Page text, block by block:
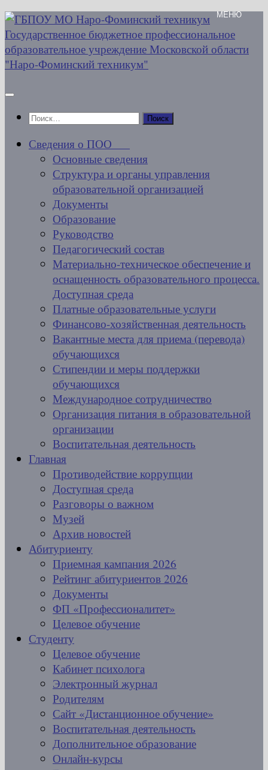
Перейти
к
содержимому
Найти:
Сведения о ПОО
Основные сведения
Структура и органы управления
образовательной организацией
Документы
Образование
Руководство
Педагогический состав
Материально-техническое обеспечение и
оснащенность образовательного процесса.
Доступная среда
Платные образовательные услуги
Финансово-хозяйственная деятельность
Вакантные места для приема (перевода)
обучающихся
Стипендии и меры поддержки
обучающихся
Международное сотрудничество
Организация питания в образовательной
организации
Воспитательная деятельность
Главная
Противодействие коррупции
Доступная среда
Разговоры о важном
Музей
Архив новостей
Абитуриенту
Приемная кампания 2026
Рейтинг абитуриентов 2026
Документы
ФП «Профессионалитет»
Целевое обучение
Студенту
Целевое обучение
Кабинет психолога
Электронный журнал
Родителям
Сайт «Дистанционное обучение»
Воспитательная деятельность
Дополнительное образование
Онлайн-курсы